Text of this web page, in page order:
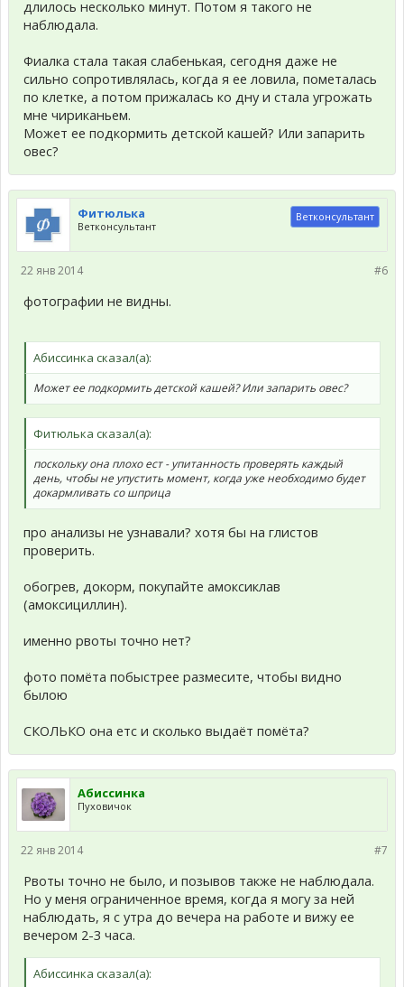
длилось несколько минут. Потом я такого не
наблюдала.
Фиалка стала такая слабенькая, сегодня даже не
сильно сопротивлялась, когда я ее ловила, пометалась
по клетке, а потом прижалась ко дну и стала угрожать
мне чириканьем.
Может ее подкормить детской кашей? Или запарить
овес?
Фитюлька
Ветконсультант
Ветконсультант
#6
22 янв 2014
фотографии не видны.
Абиссинка сказал(а):
Может ее подкормить детской кашей? Или запарить овес?
Фитюлька сказал(а):
поскольку она плохо ест - упитанность проверять каждый
день, чтобы не упустить момент, когда уже необходимо будет
докармливать со шприца
про анализы не узнавали? хотя бы на глистов
проверить.
обогрев, докорм, покупайте амоксиклав
(амоксициллин).
именно рвоты точно нет?
фото помёта побыстрее размесите, чтобы видно
былою
СКОЛЬКО она етс и сколько выдаёт помёта?
Абиссинка
Пуховичок
#7
22 янв 2014
Рвоты точно не было, и позывов также не наблюдала.
Но у меня ограниченное время, когда я могу за ней
наблюдать, я с утра до вечера на работе и вижу ее
вечером 2-3 часа.
Абиссинка сказал(а):